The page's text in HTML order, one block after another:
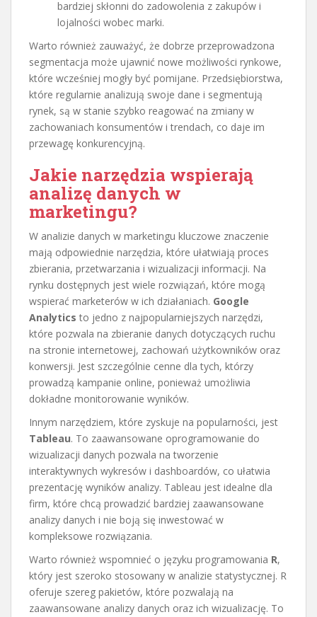
bardziej skłonni do zadowolenia z zakupów i
lojalności wobec marki.
Warto również zauważyć, że dobrze przeprowadzona
segmentacja może ujawnić nowe możliwości rynkowe,
które wcześniej mogły być pomijane. Przedsiębiorstwa,
które regularnie analizują swoje dane i segmentują
rynek, są w stanie szybko reagować na zmiany w
zachowaniach konsumentów i trendach, co daje im
przewagę konkurencyjną.
Jakie narzędzia wspierają
analizę danych w
marketingu?
W analizie danych w marketingu kluczowe znaczenie
mają odpowiednie narzędzia, które ułatwiają proces
zbierania, przetwarzania i wizualizacji informacji. Na
rynku dostępnych jest wiele rozwiązań, które mogą
wspierać marketerów w ich działaniach. Google
Analytics to jedno z najpopularniejszych narzędzi,
które pozwala na zbieranie danych dotyczących ruchu
na stronie internetowej, zachowań użytkowników oraz
konwersji. Jest szczególnie cenne dla tych, którzy
prowadzą kampanie online, ponieważ umożliwia
dokładne monitorowanie wyników.
Innym narzędziem, które zyskuje na popularności, jest
Tableau. To zaawansowane oprogramowanie do
wizualizacji danych pozwala na tworzenie
interaktywnych wykresów i dashboardów, co ułatwia
prezentację wyników analizy. Tableau jest idealne dla
firm, które chcą prowadzić bardziej zaawansowane
analizy danych i nie boją się inwestować w
kompleksowe rozwiązania.
Warto również wspomnieć o języku programowania R,
który jest szeroko stosowany w analizie statystycznej. R
oferuje szereg pakietów, które pozwalają na
zaawansowane analizy danych oraz ich wizualizację. To